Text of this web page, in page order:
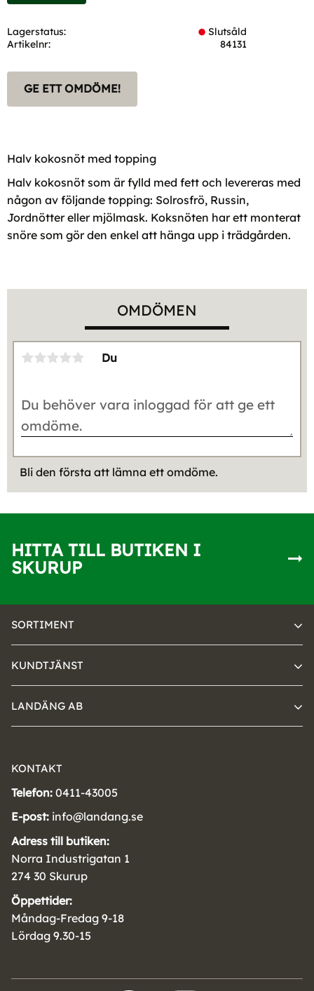
Lagerstatus
Slutsåld
Artikelnr
84131
GE ETT OMDÖME!
Halv kokosnöt med topping
Halv kokosnöt som är fylld med fett och levereras med
någon av följande topping: Solrosfrö, Russin,
Jordnötter eller mjölmask. Koksnöten har ett monterat
snöre som gör den enkel att hänga upp i trädgården.
OMDÖMEN
Du
Bli den första att lämna ett omdöme.
HITTA TILL BUTIKEN I
SKURUP
SORTIMENT
KUNDTJÄNST
LANDÄNG AB
KONTAKT
Telefon: 0411-43005
E-post: info@landang.se
Adress till butiken:
Norra Industrigatan 1
274 30 Skurup
Öppettider:
Måndag-Fredag 9-18
Lördag 9.30-15